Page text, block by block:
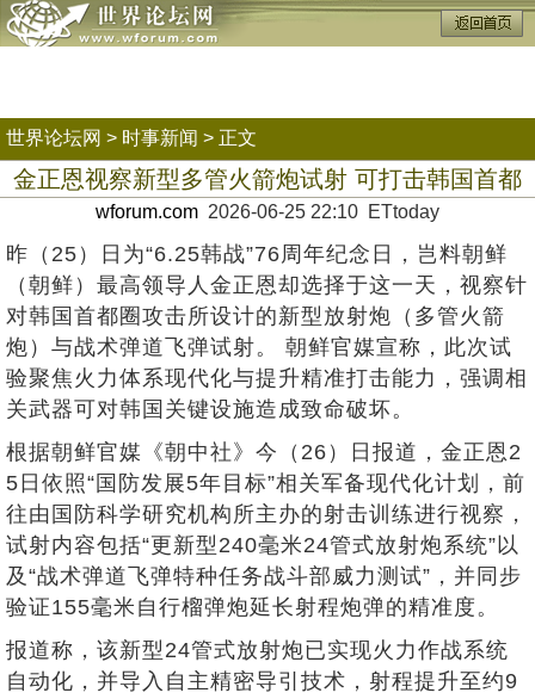
世界论坛网 > 时事新闻 > 正文
金正恩视察新型多管火箭炮试射 可打击韩国首都
wforum.com 2026-06-25 22:10 ETtoday
昨（25）日为“6.25韩战”76周年纪念日，岂料朝鲜
（朝鲜）最高领导人金正恩却选择于这一天，视察针
对韩国首都圈攻击所设计的新型放射炮（多管火箭
炮）与战术弹道飞弹试射。 朝鲜官媒宣称，此次试
验聚焦火力体系现代化与提升精准打击能力，强调相
关武器可对韩国关键设施造成致命破坏。
根据朝鲜官媒《朝中社》今（26）日报道，金正恩2
5日依照“国防发展5年目标”相关军备现代化计划，前
往由国防科学研究机构所主办的射击训练进行视察，
试射内容包括“更新型240毫米24管式放射炮系统”以
及“战术弹道飞弹特种任务战斗部威力测试”，并同步
验证155毫米自行榴弹炮延长射程炮弹的精准度。
报道称，该新型24管式放射炮已实现火力作战系统
自动化，并导入自主精密导引技术，射程提升至约9